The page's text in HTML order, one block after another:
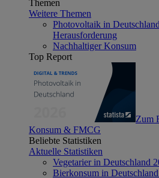
Themen
Weitere Themen
Photovoltaik in
Herausforderung
Nachhaltiger Konsum
Top Report
Zum
Konsum & FMCG
Beliebte Statistiken
Aktuelle Statistiken
Vegetarier in Deutschland
Bierkonsum in